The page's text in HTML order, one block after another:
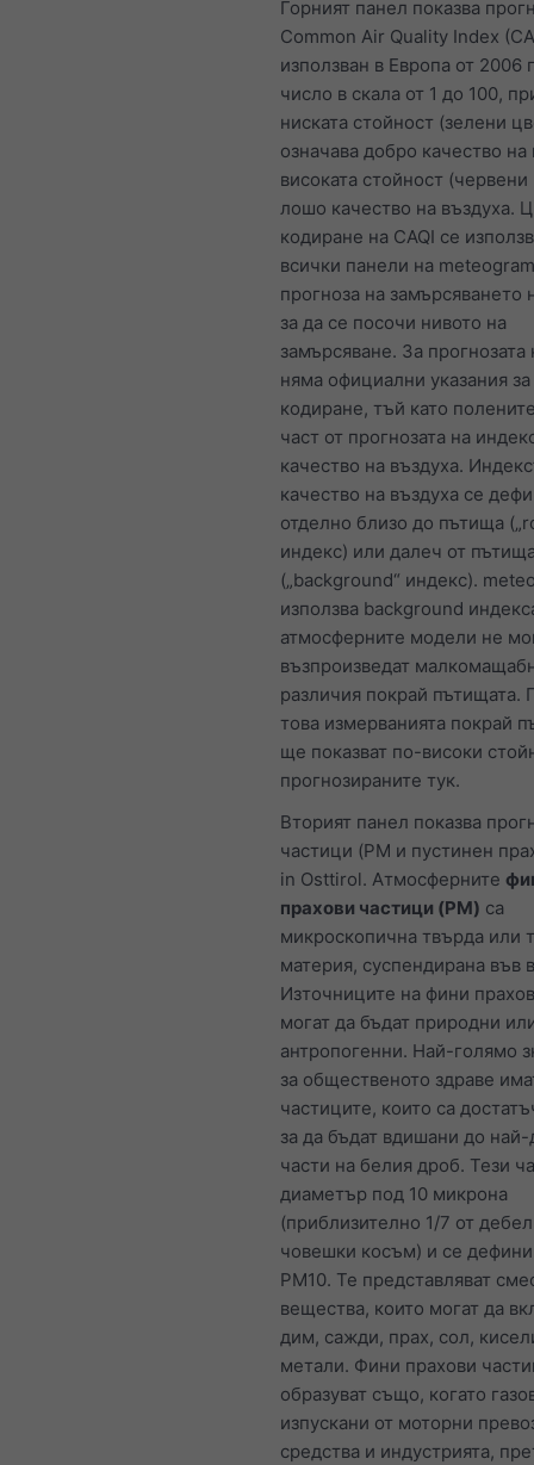
Горният панел показва
Common Air Quality Index
използван в Европа от 2006
число в скала от 1 до 100,
ниската стойност (зелени
означава добро качество на
високата стойност
лошо качество на въздуха.
кодиране на CAQI се
всички панели на
прогноза на замърсяването
за да се посочи нивото на
замърсяване. За
няма официални указания
кодиране, тъй като
част от прогнозата на
качество на въздуха.
качество на въздуха се
отделно близо до пътища
индекс) или далеч от
(„background“ индекс).
използва background
атмосферните модели не
възпроизведат
различия покрай пътищата.
това измерванията покрай
ще показват по-високи
прогнозираните тук.
Вторият панел показва
частици (PM и пустинен
in Osttirol. Атмосферните
прахови частици (PM) са
микроскопична твърда или
материя, суспендирана във
Източниците на фини
могат да бъдат природни
антропогенни. Най-голямо
за общественото здраве
частиците, които са
за да бъдат вдишани до
части на белия дроб. Тези
диаметър под 10 микрона
(приблизително 1/7 от
човешки косъм) и се
PM10. Те представляват
вещества, които могат да
дим, сажди, прах, сол,
метали. Фини прахови
образуват също, когато
изпускани от моторни
средства и индустрията,